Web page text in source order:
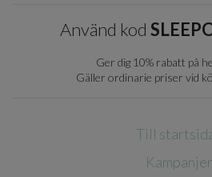
Använd kod
Ger dig 10% rabatt på
Gäller ordinarie priser vid
Till
Kampanjer